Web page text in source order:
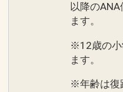
以降の
ます。
※12歳の小
ます。
※年齢は復